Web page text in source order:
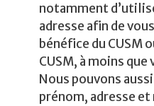
notamment
adresse afin de
bénéfice du CUSM
CUSM, à moins
Nous pouvons
prénom, adresse